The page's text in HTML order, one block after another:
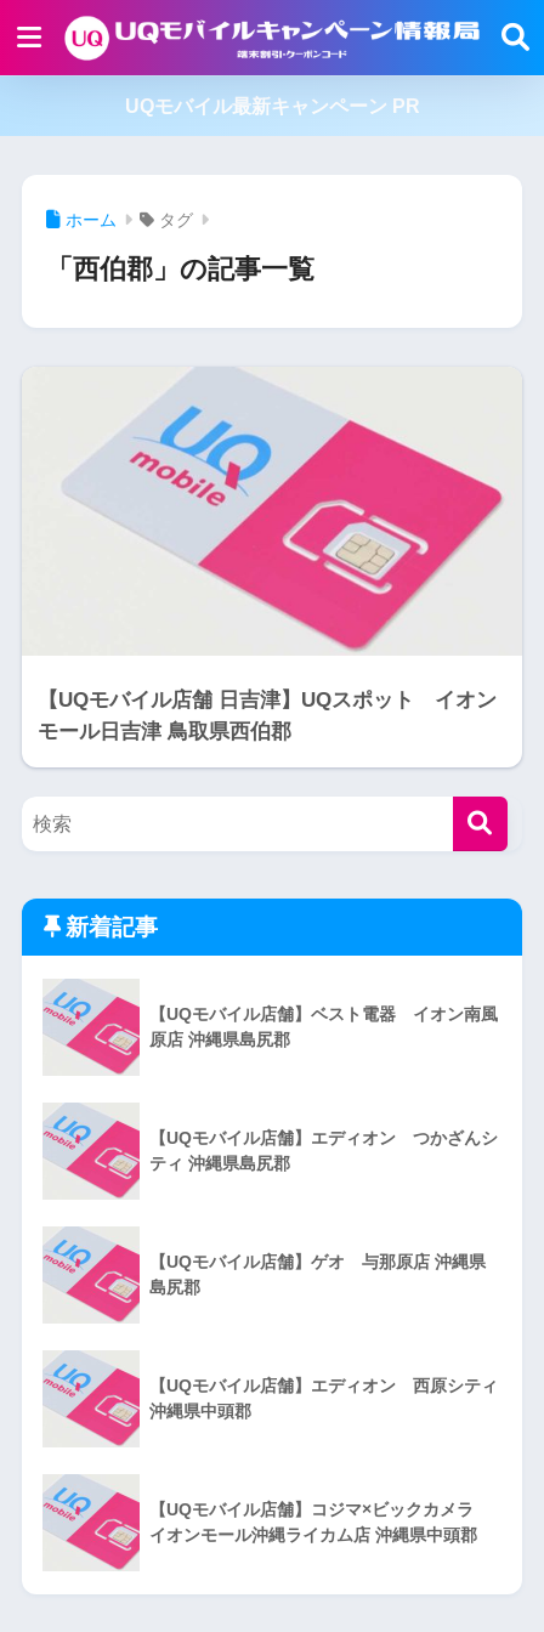
UQモバイル最新キャンペーン PR
ホーム タグ
「西伯郡」の記事一覧
【UQモバイル店舗 日吉津】UQスポット イオン
モール日吉津 鳥取県西伯郡
新着記事
【UQモバイル店舗】ベスト電器 イオン南風
原店 沖縄県島尻郡
【UQモバイル店舗】エディオン つかざんシ
ティ 沖縄県島尻郡
【UQモバイル店舗】ゲオ 与那原店 沖縄県
島尻郡
【UQモバイル店舗】エディオン 西原シティ
沖縄県中頭郡
【UQモバイル店舗】コジマ×ビックカメラ
イオンモール沖縄ライカム店 沖縄県中頭郡